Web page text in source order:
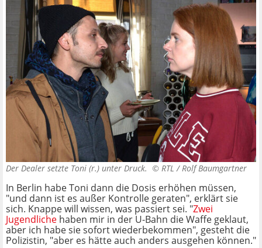
Der Dealer setzte Toni (r.) unter Druck. © RTL / Rolf Baumgartner
In Berlin habe Toni dann die Dosis erhöhen müssen,
"und dann ist es außer Kontrolle geraten", erklärt sie
sich. Knappe will wissen, was passiert sei. "Zwei
Jugendliche haben mir in der U-Bahn die Waffe geklaut,
aber ich habe sie sofort wiederbekommen", gesteht die
Polizistin, "aber es hätte auch anders ausgehen können."